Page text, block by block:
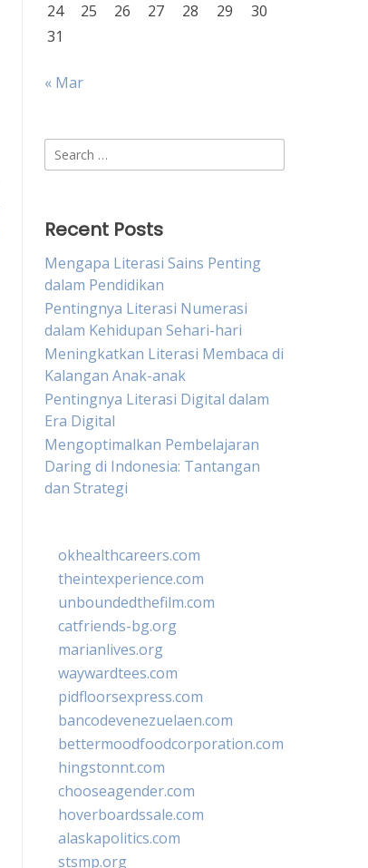
24
25 26 27 28 29
30
31
« Mar
Search
for:
Recent Posts
Mengapa Literasi Sains Penting
dalam Pendidikan
Pentingnya Literasi Numerasi
dalam Kehidupan Sehari-hari
Meningkatkan Literasi Membaca di
Kalangan Anak-anak
Pentingnya Literasi Digital dalam
Era Digital
Mengoptimalkan Pembelajaran
Daring di Indonesia: Tantangan
dan Strategi
okhealthcareers.com
theintexperience.com
unboundedthefilm.com
catfriends-bg.org
marianlives.org
waywardtees.com
pidfloorsexpress.com
bancodevenezuelaen.com
bettermoodfoodcorporation.com
hingstonnt.com
chooseagender.com
hoverboardssale.com
alaskapolitics.com
stsmp.org